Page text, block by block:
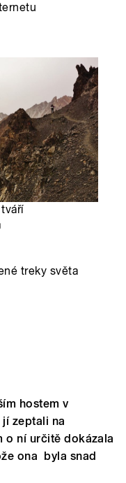
treky světa
hostem v
zeptali na
o ní určitě dokázala
ona byla snad